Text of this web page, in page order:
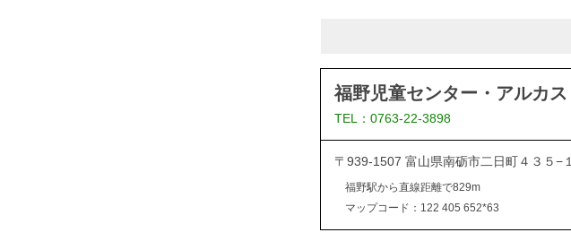
福野児童センター・アルカス
TEL：0763-22-3898
〒939-1507 富山県南砺市二日町４３５−１
福野駅から直線距離で829m
マップコード：122 405 652*63